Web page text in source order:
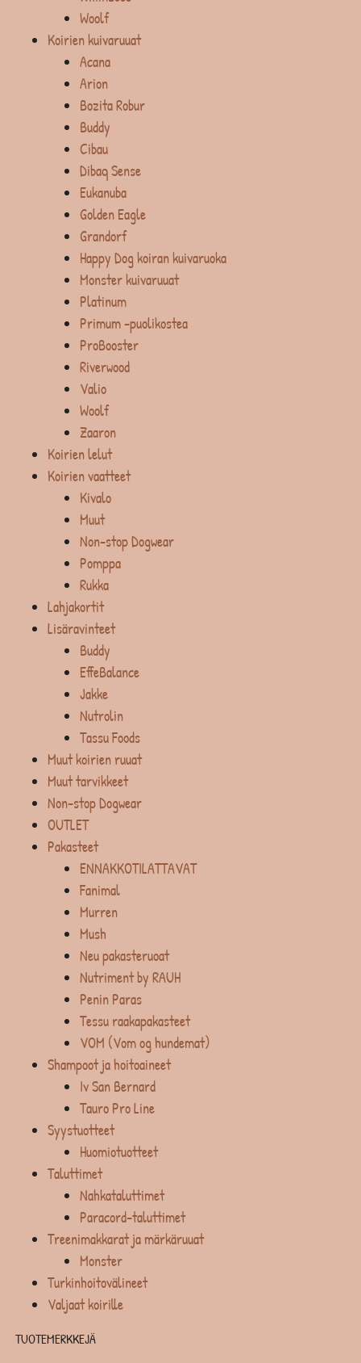
Woolf
Koirien kuivaruuat
Acana
Arion
Bozita Robur
Buddy
Cibau
Dibaq Sense
Eukanuba
Golden Eagle
Grandorf
Happy Dog koiran kuivaruoka
Monster kuivaruuat
Platinum
Primum -puolikostea
ProBooster
Riverwood
Valio
Woolf
Zaaron
Koirien lelut
Koirien vaatteet
Kivalo
Muut
Non-stop Dogwear
Pomppa
Rukka
Lahjakortit
Lisäravinteet
Buddy
EffeBalance
Jakke
Nutrolin
Tassu Foods
Muut koirien ruuat
Muut tarvikkeet
Non-stop Dogwear
OUTLET
Pakasteet
ENNAKKOTILATTAVAT
Fanimal
Murren
Mush
Neu pakasteruoat
Nutriment by RAUH
Penin Paras
Tessu raakapakasteet
VOM (Vom og hundemat)
Shampoot ja hoitoaineet
Iv San Bernard
Tauro Pro Line
Syystuotteet
Huomiotuotteet
Taluttimet
Nahkataluttimet
Paracord-taluttimet
Treenimakkarat ja märkäruuat
Monster
Turkinhoitovälineet
Valjaat koirille
TUOTEMERKKEJÄ